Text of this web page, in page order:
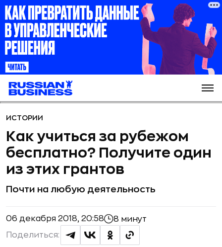
ИСТОРИИ
Как учиться за рубежом
бесплатно? Получите один
из этих грантов
Почти на любую деятельность
06 декабря 2018, 20:58 8 минут
Поделиться: